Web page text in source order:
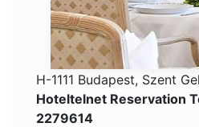
H-1111 Budapest, Szent
Hoteltelnet Reservation
2279614